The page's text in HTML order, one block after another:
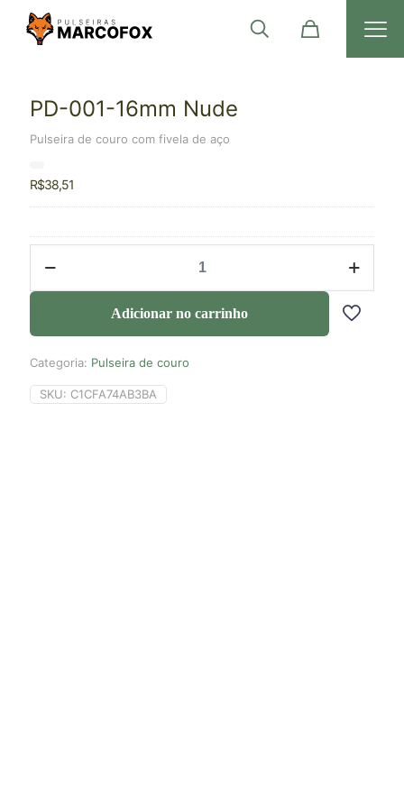
PD-001-16mm Nude
Pulseira de couro com fivela de aço
R$38,51
Adicionar no carrinho
Categoria: Pulseira de couro
SKU: C1CFA74AB3BA